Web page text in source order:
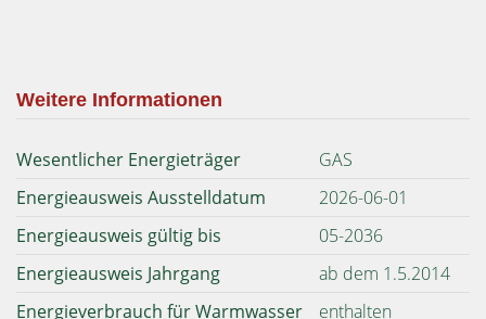
Weitere Informationen
Wesentlicher Energieträger
GAS
Energieausweis Ausstelldatum
2026-06-01
Energieausweis gültig bis
05-2036
Energieausweis Jahrgang
ab dem 1.5.2014
Energieverbrauch für Warmwasser
enthalten